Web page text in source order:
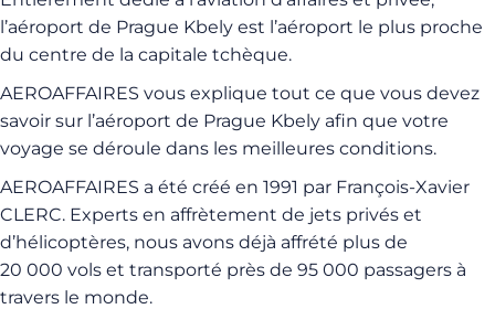
l’aéroport de Prague Kbely est l’aéroport le plus proche
du centre de la capitale tchèque.
AEROAFFAIRES vous explique tout ce que vous devez
savoir sur l’aéroport de Prague Kbely afin que votre
voyage se déroule dans les meilleures conditions.
AEROAFFAIRES a été créé en 1991 par François-Xavier
CLERC. Experts en affrètement de jets privés et
d’hélicoptères, nous avons déjà affrété plus de
20 000 vols et transporté près de 95 000 passagers à
travers le monde.